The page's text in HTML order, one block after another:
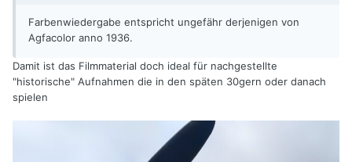
Farbenwiedergabe entspricht ungefähr derjenigen von
Agfacolor anno 1936.
Damit ist das Filmmaterial doch ideal für nachgestellte
"historische" Aufnahmen die in den späten 30gern oder danach
spielen